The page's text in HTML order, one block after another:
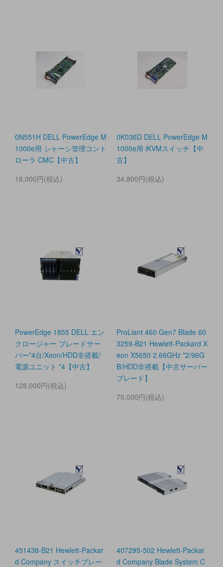
0N551H DELL PowerEdge M
1000e用 シャーシ管理コント
ローラ CMC【中古】
18,000円(税込)
0K036D DELL PowerEdge M
1000e用 iKVMスイッチ【中
古】
34,800円(税込)
PowerEdge 1855 DELL エン
クロージャー ブレードサー
バー*4台/Xeon/HDD非搭載/
電源ユニット *4【中古】
128,000円(税込)
ProLiant 460 Gen7 Blade 60
3259-B21 Hewlett-Packard X
eon X5650 2.66GHz *2/96G
B/HDD非搭載【中古サーバー
ブレード】
70,000円(税込)
451438-B21 Hewlett-Packar
d Company スイッチブレー
407295-502 Hewlett-Packar
d Company Blade System C